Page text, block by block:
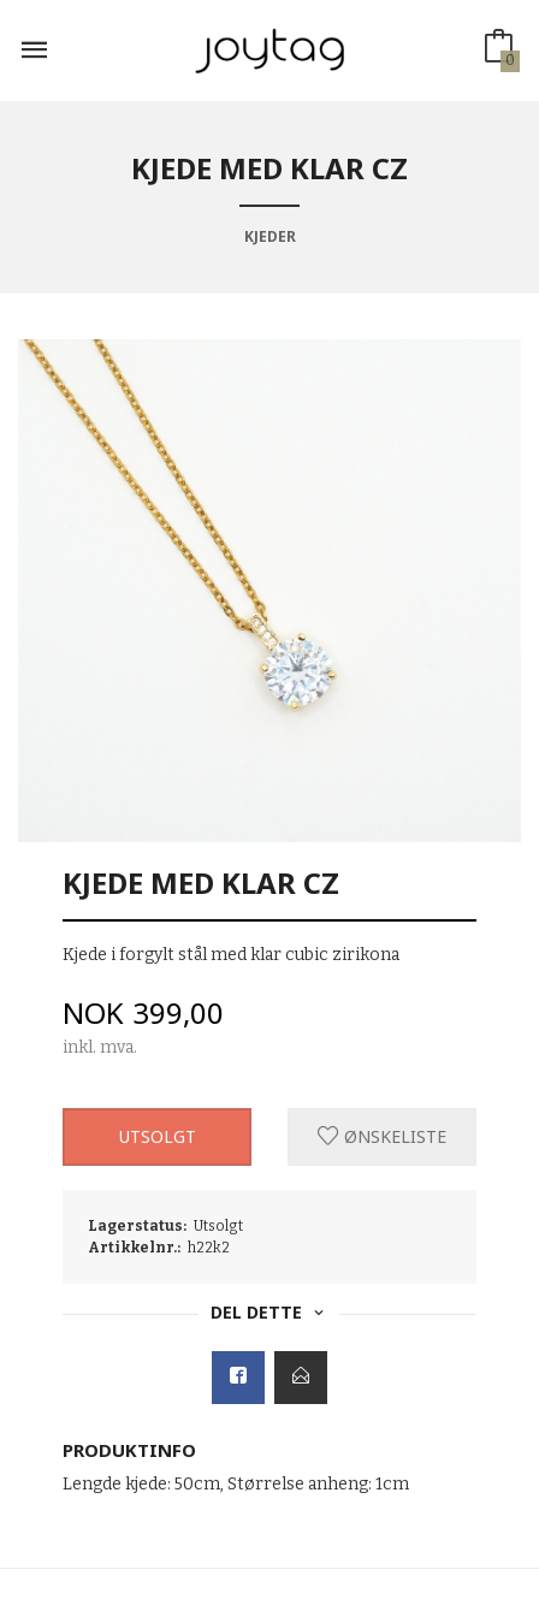
innholdet
0
KJEDE MED KLAR CZ
KJEDER
KJEDE MED KLAR CZ
Kjede i forgylt stål med klar cubic zirikona
Pris
NOK 399,00
inkl. mva.
UTSOLGT ØNSKELISTE
Lagerstatus: Utsolgt
Artikkelnr.: h22k2
DEL DETTE
PRODUKTINFO
Lengde kjede: 50cm, Størrelse anheng: 1cm